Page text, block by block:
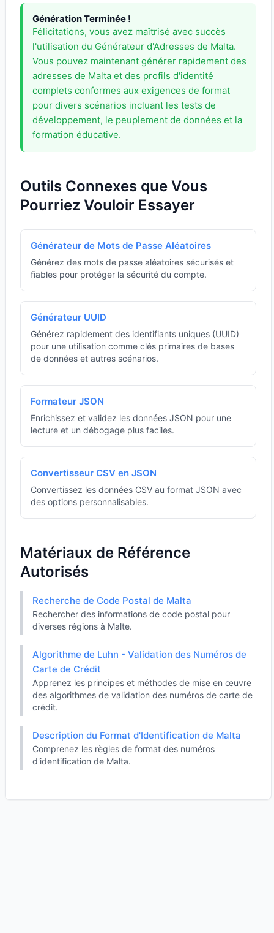
Génération Terminée !
Félicitations, vous avez maîtrisé avec succès
l'utilisation du Générateur d'Adresses de Malta.
Vous pouvez maintenant générer rapidement des
adresses de Malta et des profils d'identité
complets conformes aux exigences de format
pour divers scénarios incluant les tests de
développement, le peuplement de données et la
formation éducative.
Outils Connexes que Vous
Pourriez Vouloir Essayer
Générateur de Mots de Passe Aléatoires
Générez des mots de passe aléatoires sécurisés et
fiables pour protéger la sécurité du compte.
Générateur UUID
Générez rapidement des identifiants uniques (UUID)
pour une utilisation comme clés primaires de bases
de données et autres scénarios.
Formateur JSON
Enrichissez et validez les données JSON pour une
lecture et un débogage plus faciles.
Convertisseur CSV en JSON
Convertissez les données CSV au format JSON avec
des options personnalisables.
Matériaux de Référence
Autorisés
Recherche de Code Postal de Malta
Rechercher des informations de code postal pour
diverses régions à Malte.
Algorithme de Luhn - Validation des Numéros de
Carte de Crédit
Apprenez les principes et méthodes de mise en œuvre
des algorithmes de validation des numéros de carte de
crédit.
Description du Format d'Identification de Malta
Comprenez les règles de format des numéros
d'identification de Malta.